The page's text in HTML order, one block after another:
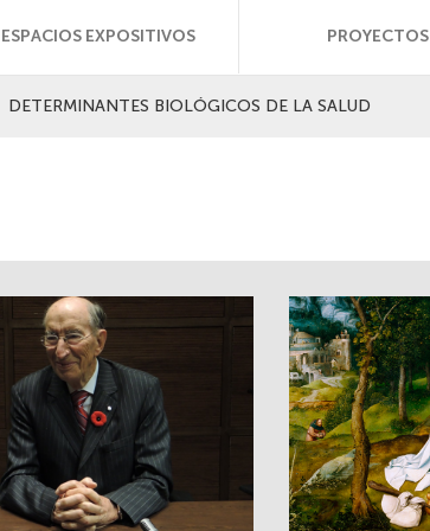
ESPACIOS EXPOSITIVOS PROYECTOS
DETERMINANTES BIOLÓGICOS DE LA SALUD